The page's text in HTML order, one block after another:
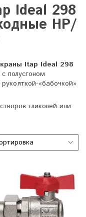
Ideal 298
НР/
Itap Ideal 298
полусгоном
«бабочкой»
гликолей или